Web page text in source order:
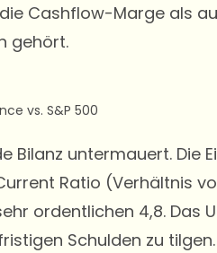
Cashflow-Marge als
gehört.
untermauert. Die
Ratio (Verhältnis
ordentlichen 4,8. Das
Schulden zu tilgen.